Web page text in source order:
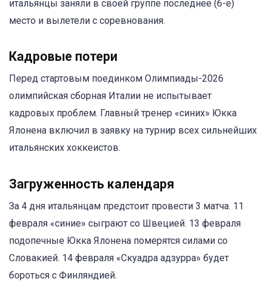
итальянцы заняли в своей группе последнее (6-е)
место и вылетели с соревнования.
Кадровые потери
Перед стартовым поединком Олимпиады-2026
олимпийская сборная Италии не испытывает
кадровых проблем. Главный тренер «синих» Юкка
Ялонена включил в заявку на турнир всех сильнейших
итальянских хоккеистов.
Загруженность календаря
За 4 дня итальянцам предстоит провести 3 матча. 11
февраля «синие» сыграют со Швецией. 13 февраля
подопечные Юкка Ялонена померятся силами со
Словакией. 14 февраля «Скуадра адзурра» будет
бороться с Финляндией.